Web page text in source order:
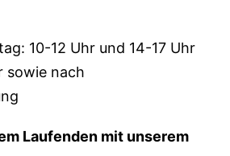
10-12 Uhr und 14-17 Uhr
sowie nach
Laufenden mit unserem